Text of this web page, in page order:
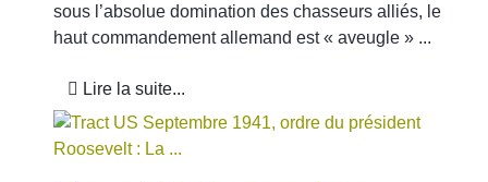
sous l’absolue domination des chasseurs alliés, le
haut commandement allemand est « aveugle » ...
Lire la suite...